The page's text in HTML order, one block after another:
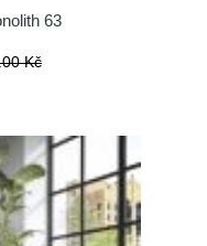
63
Kč